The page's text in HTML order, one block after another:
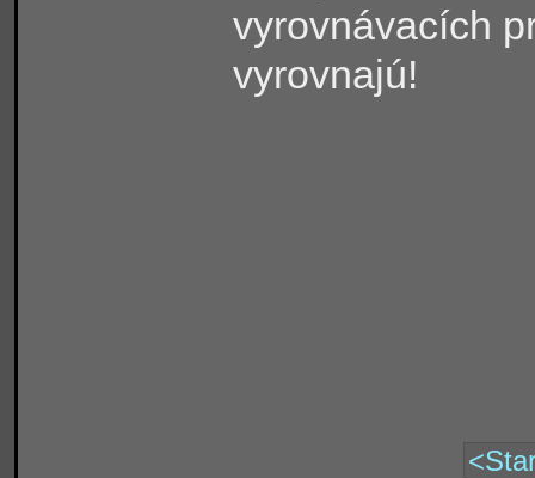
vyrovnávacích
vyrovnajú!